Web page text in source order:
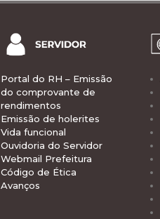
Portal do RH – Emissão
do comprovante de
rendimentos
Emissão de holerites
Vida funcional
Ouvidoria do Servidor
Webmail Prefeitura
Código de Ética
Avanços